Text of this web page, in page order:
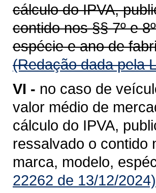
cálculo do IPVA,
contido nos §§ 7º e
espécie e ano de
(Redação dada pela
VI - no caso de
valor médio de
cálculo do IPVA,
ressalvado o contido
marca, modelo,
22262 de 13/12/2024)